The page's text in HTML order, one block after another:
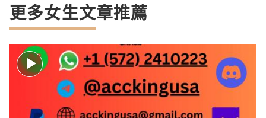
更多女生文章推薦